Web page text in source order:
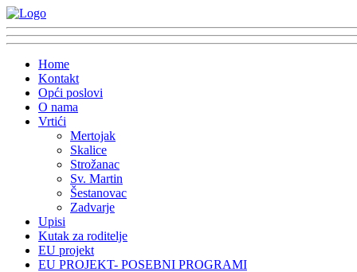
Home
Kontakt
Opći poslovi
O nama
Vrtići
Mertojak
Skalice
Strožanac
Sv. Martin
Šestanovac
Zadvarje
Upisi
Kutak za roditelje
EU projekt
EU PROJEKT- POSEBNI PROGRAMI